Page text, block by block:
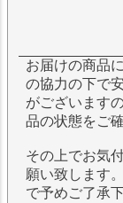
お届けの商品
の協力の下で
がございます
品の状態をご
その上でお気
願い致します
で予めご了承